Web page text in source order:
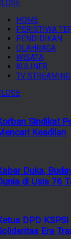
HOME
PERISTIWA
PENDIDIKAN
OLAHRAGA
WISATA
KULINER
TV STREAMING
Sindikat
Keadilan
Duka,
di Usia 76
DPD
Era